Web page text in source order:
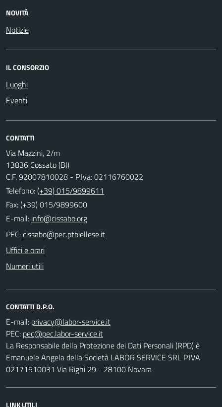
NOVITÀ
Notizie
IL CONSORZIO
Luoghi
Eventi
CONTATTI
Via Mazzini, 2/m
13836 Cossato (BI)
C.F. 92007810028 - P.Iva: 02116760022
Telefono:(+39) 015/9899611
Fax: (+39) 015/9899600
E-mail:
PEC:
Uffici e orari
Numeri utili
CONTATTI D.P.O.
E-mail:
PEC:
La Responsabile della Protezione dei Dati Personali (RPD) è
Emanuele Angela della Società LABOR SERVICE SRL P.IVA
02171510031 Via Righi 29 - 28100 Novara
LINK UTILI